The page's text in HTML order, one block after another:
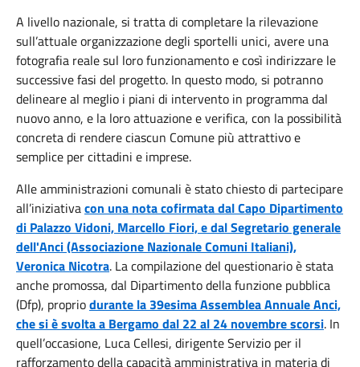
A livello nazionale, si tratta di completare la rilevazione
sull’attuale organizzazione degli sportelli unici, avere una
fotografia reale sul loro funzionamento e così indirizzare le
successive fasi del progetto. In questo modo, si potranno
delineare al meglio i piani di intervento in programma dal
nuovo anno, e la loro attuazione e verifica, con la possibilità
concreta di rendere ciascun Comune più attrattivo e
semplice per cittadini e imprese.
Alle amministrazioni comunali è stato chiesto di partecipare
all’iniziativacon una nota cofirmata dal Capo Dipartimento
di Palazzo Vidoni, Marcello Fiori, e dal Segretario generale
dell'Anci (Associazione Nazionale Comuni Italiani),
Veronica Nicotra. La compilazione del questionario è stata
anche promossa, dal Dipartimento della funzione pubblica
(Dfp), propriodurante la 39esima Assemblea Annuale Anci,
che si è svolta a Bergamo dal 22 al 24 novembre scorsi. In
quell’occasione, Luca Cellesi, dirigente Servizio per il
rafforzamento della capacità amministrativa in materia di